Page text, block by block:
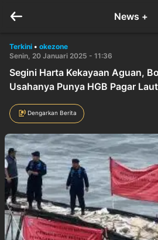
News +
Terkini • okezone
Senin, 20 Januari 2025 - 11:36
Segini Harta Kekayaan Aguan,
Usahanya Punya HGB Pagar
Dengarkan Berita